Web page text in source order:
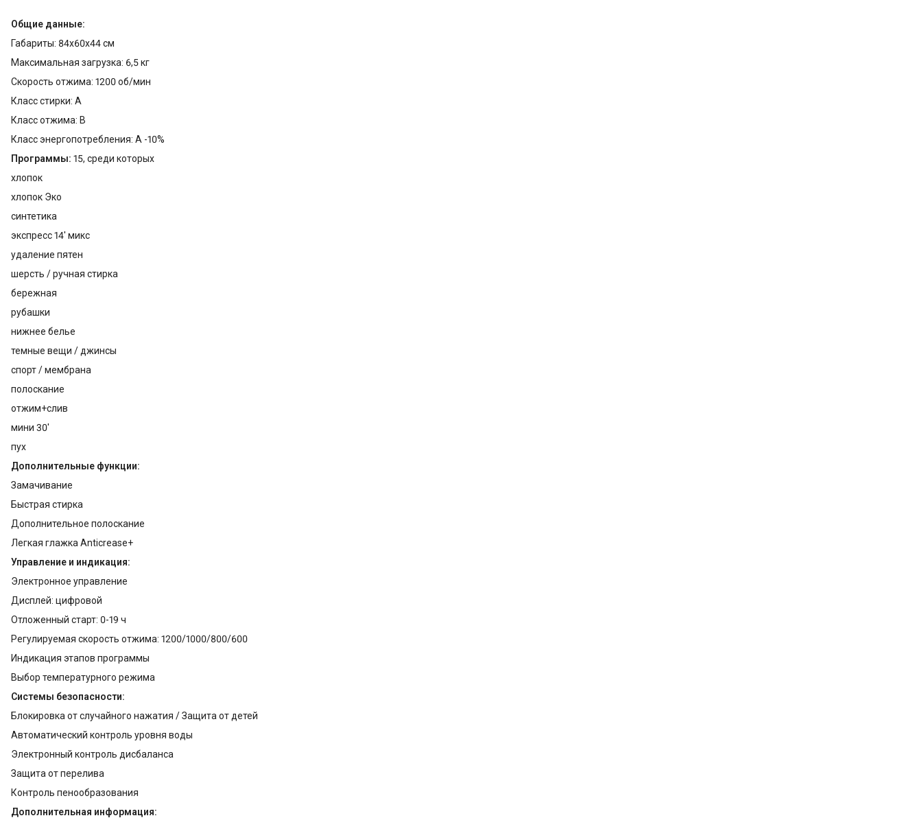
Общие данные:
Габариты: 84x60x44 см
Максимальная загрузка: 6,5 кг
Скорость отжима: 1200 об/мин
Класс стирки: A
Класс отжима: B
Класс энергопотребления: A -10%
Программы: 15, среди которых
хлопок
хлопок Эко
синтетика
экспресс 14' микс
удаление пятен
шерсть / ручная стирка
бережная
рубашки
нижнее белье
темные вещи / джинсы
спорт / мембрана
полоскание
отжим+слив
мини 30'
пух
Дополнительные функции:
Замачивание
Быстрая стирка
Дополнительное полоскание
Легкая глажка Anticrease+
Управление и индикация:
Электронное управление
Дисплей: цифровой
Отложенный старт: 0-19 ч
Регулируемая скорость отжима: 1200/1000/800/600
Индикация этапов программы
Выбор температурного режима
Системы безопасности:
Блокировка от случайного нажатия / Защита от детей
Автоматический контроль уровня воды
Электронный контроль дисбаланса
Защита от перелива
Контроль пенообразования
Дополнительная информация: